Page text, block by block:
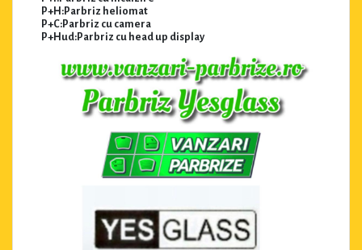
P+H:Parbriz heliomat
P+C:Parbriz cu camera
P+Hud:Parbriz cu head up display